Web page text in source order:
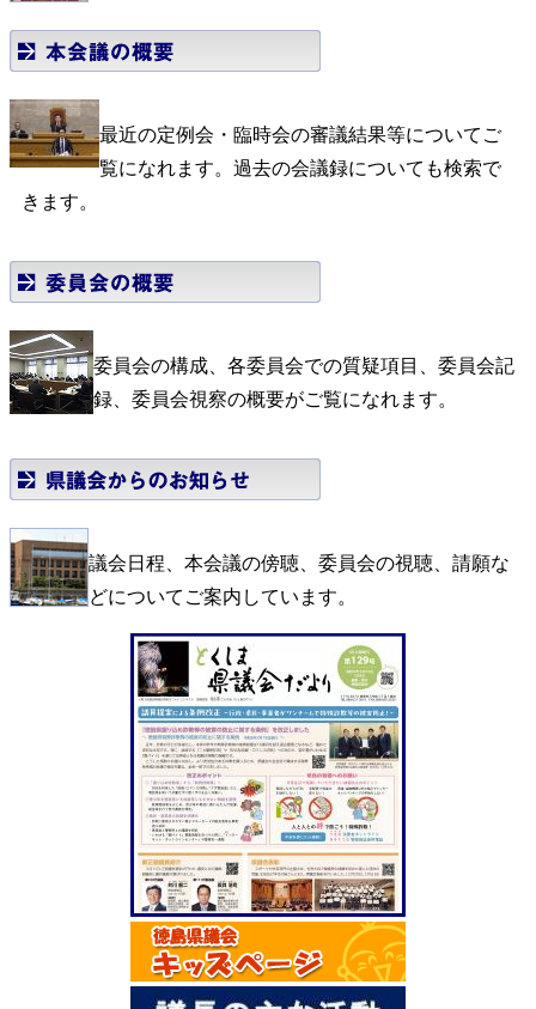
最近の定例会・臨時会の審議結果等についてご
覧になれます。過去の会議録についても検索で
きます。
委員会の構成、各委員会での質疑項目、委員会記
録、委員会視察の概要がご覧になれます。
議会日程、本会議の傍聴、委員会の視聴、請願な
どについてご案内しています。